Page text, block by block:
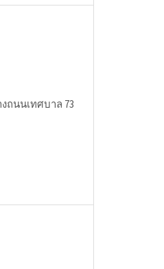
ถนนเทศบาล 73